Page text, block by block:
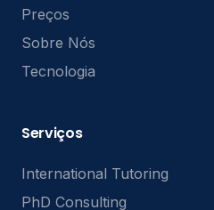
Preços
Sobre Nós
Tecnologia
Serviços
International Tutoring
PhD Consulting